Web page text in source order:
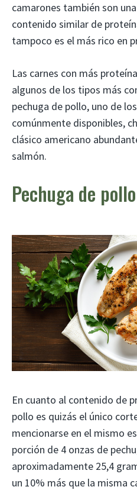
camarones también son
contenido similar de
tampoco es el más rico en
Las carnes con más
algunos de los tipos más
pechuga de pollo, uno de
comúnmente disponibles,
clásico americano
salmón.
Pechuga de pollo
En cuanto al contenido de
pollo es quizás el único
mencionarse en el mismo
porción de 4 onzas de
aproximadamente 25,4
un 10% más que la misma